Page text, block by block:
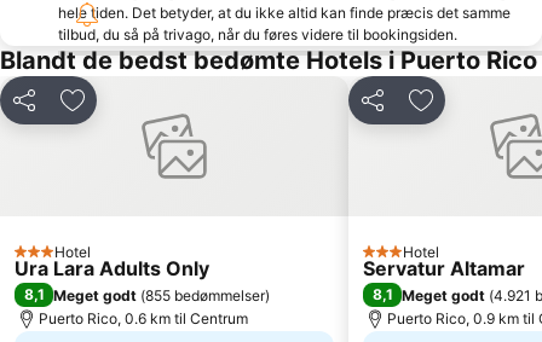
Intercambiador de Santa Catalina
Puerto de Las Palmas
Klitterne i Maspalomas
Playa La Laja
Parque de San Telmo
Paseo por la playa de Las Canteras
Arinaga
Palmitos Park
Orquídea Club Spa
Ermita de San Antonio Abad
Gay Pride
Diving Center Sunsub
Gran Canaria Stadium
De San Cristóbal
Pasito Blanco
Playa de las Burras
hele tiden. Det betyder, at du ikke altid kan finde præcis det samme
tilbud, du så på trivago, når du føres videre til bookingsiden.
Blandt de bedst bedømte Hotels i Puerto Rico
Del Føj til favoritter
3 Stjerner
Hotel
Ura Lara Adults Only
8,1 Meget godt (855 bedømmelser)
Puerto Rico, 0.6 km til Centrum
Del Føj til
3 Stjerner
Hotel
Servatur Altamar
8,1 Meget godt (4.921
Puerto Rico, 0.9 km til